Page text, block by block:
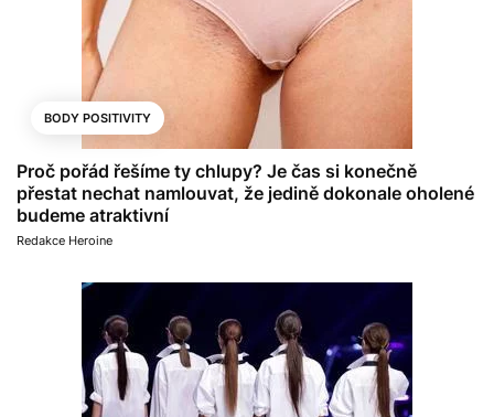
BODY POSITIVITY
Proč pořád řešíme ty chlupy? Je čas si konečně
přestat nechat namlouvat, že jedině dokonale oholené
budeme atraktivní
Redakce Heroine